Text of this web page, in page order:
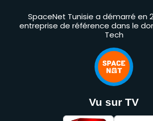
SpaceNet Tunisie a démarré en
entreprise de référence dans le
Tech
Vu sur TV